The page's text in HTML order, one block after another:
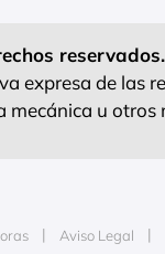
reservados.
expresa de las
u otros
Aviso Legal